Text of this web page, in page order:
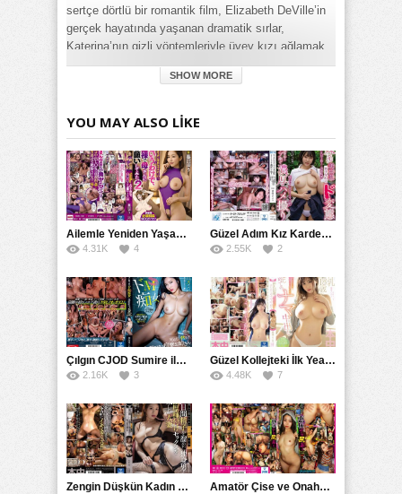
sertçe dörtlü bir romantik film, Elizabeth DeVille’in
gerçek hayatında yaşanan dramatik sırlar,
Katerina’nın gizli yöntemleriyle üvey kızı ağlamak
zorunda kalıyor.
Deville Dörtlü Seks Amını izle
Üvey Kızını Sertçe Boşaltıyor
Katerina Skyların Elizabeth Deville Dörtlü Seks Amını türkçe
altyazılı izle
SHOW MORE
YOU MAY ALSO LIKE
Ailemle Yeniden Yaşanan Şok Sensasyonu: MIMK’nin Çarpıcı Uyarlama Hikayesi
4.31K 4
Güzel Adım Kız Kardeşimle Aozora Oteli’nde İntense Birgether
2.55K 2
Çılgın CJOD Sumire ile Lewd Orgazmlar ve Ahegao Yüz ifadesi Showsı
2.16K 3
Güzel Kollejteki İlk Years Ayase Kokoro’nun Büyüyen Mükemmel Göğüsleri
4.48K 7
Zengin Düşkün Kadın Eşine Spermı ile Gününü Yaşarken Minaho Malikanesinde Çiçek Açmaya Gider. Amatör Çise ve Onahochan’ın YNNP Maceraları: Megumi’nini İzinde